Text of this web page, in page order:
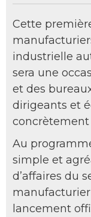
Cette
industrielle
sera une
et des
dirigeants et
concrètement
Au
simple et
d’affaires du
manufacturier
lancement